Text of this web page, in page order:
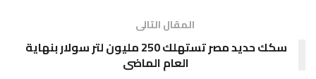
المقال التالى
سكك حديد مصر تستهلك 250 مليون لتر سولار بنهاية
العام الماضى